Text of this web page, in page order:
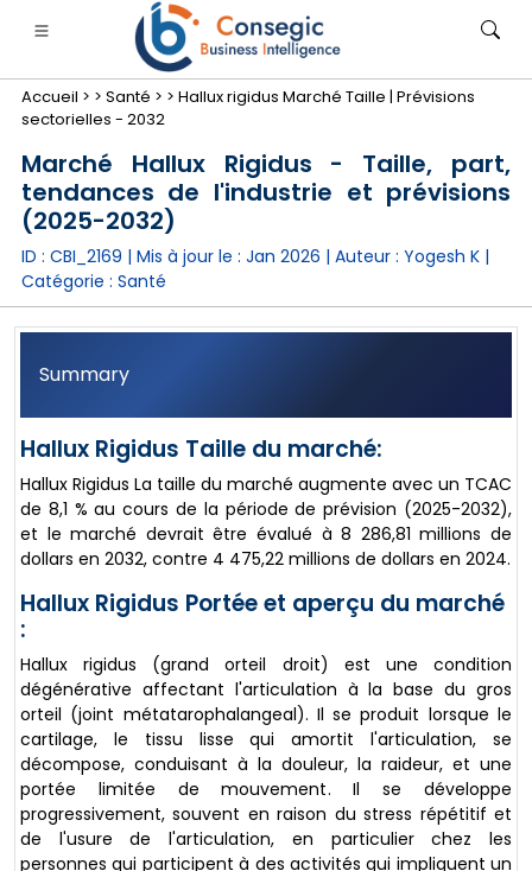
services financiers et assurance
• Biens de consommation
• étude de cas
Accueil > > Santé > > Hallux rigidus Marché Taille | Prévisions
sectorielles - 2032
Marché Hallux Rigidus - Taille, part,
tendances de l'industrie et prévisions
(2025-2032)
ID : CBI_2169 | Mis à jour le : Jan 2026 | Auteur : Yogesh K|
Catégorie : Santé
Summary
Hallux Rigidus Taille du marché:
Hallux Rigidus La taille du marché augmente avec un TCAC
de 8,1 % au cours de la période de prévision (2025-2032),
et le marché devrait être évalué à 8 286,81 millions de
dollars en 2032, contre 4 475,22 millions de dollars en 2024.
Hallux Rigidus Portée et aperçu du marché
:
Hallux rigidus (grand orteil droit) est une condition
dégénérative affectant l'articulation à la base du gros
orteil (joint métatarophalangeal). Il se produit lorsque le
cartilage, le tissu lisse qui amortit l'articulation, se
décompose, conduisant à la douleur, la raideur, et une
portée limitée de mouvement. Il se développe
progressivement, souvent en raison du stress répétitif et
de l'usure de l'articulation, en particulier chez les
personnes qui participent à des activités qui impliquent un